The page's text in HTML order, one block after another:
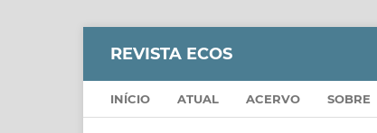
REVISTA ECOS
INÍCIO ATUAL ACERVO SOBRE